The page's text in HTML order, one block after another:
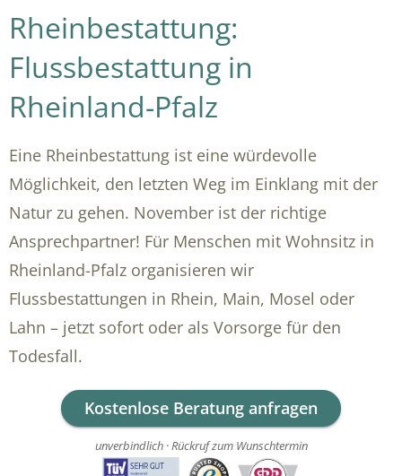
Rheinbestattung:
Flussbestattung in
Rheinland-Pfalz
Eine Rheinbestattung ist eine würdevolle
Möglichkeit, den letzten Weg im Einklang mit der
Natur zu gehen. November ist der richtige
Ansprechpartner! Für Menschen mit Wohnsitz in
Rheinland-Pfalz organisieren wir
Flussbestattungen in Rhein, Main, Mosel oder
Lahn – jetzt sofort oder als Vorsorge für den
Todesfall.
Kostenlose Beratung anfragen
unverbindlich · Rückruf zum Wunschtermin